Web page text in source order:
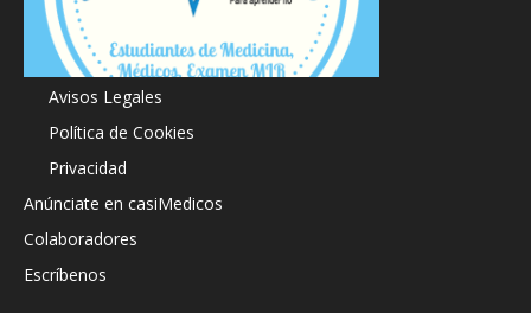
Acerca de
Avisos Legales
Política de Cookies
Privacidad
Anúnciate en casiMedicos
Colaboradores
Escríbenos